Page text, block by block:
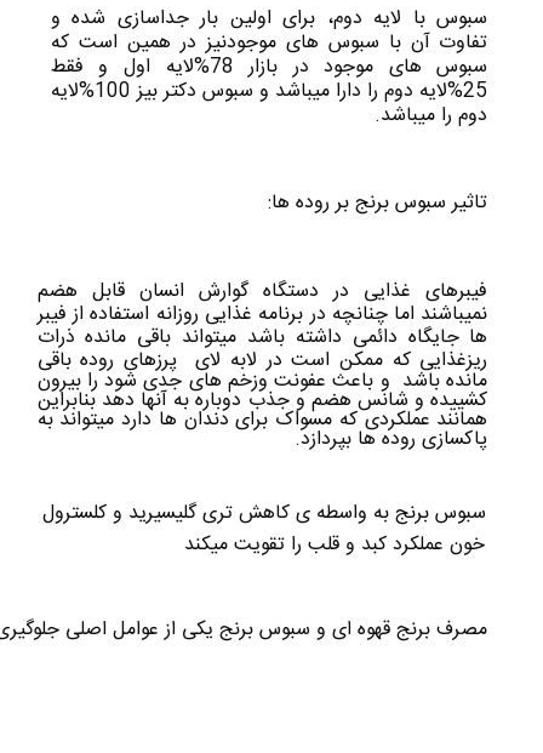
سبوس با لایه دوم، برای اولین بار جداسازی شده و
تفاوت آن با سبوس های موجودنیز در همین است که
سبوس های موجود در بازار 78%لایه اول و فقط
25%لایه دوم را دارا میباشد و سبوس دکتر بیز100%لایه
دوم را میباشد.
تاثیر سبوس برنج بر روده ها:
فیبرهای غذایی در دستگاه گوارش انسان قابل هضم
نمیباشند اما چنانچه در برنامه غذایی روزانه استفاده از فیبر
ها جایگاه دائمی داشته باشد میتواند باقی مانده ذرات
ریزغذایی که ممکن است در لابه لایپرزهای روده باقی
مانده باشد و باعث عفونت وزخم های جدی شود را بیرون
کشییده و شانس هضم و جذب دوباره به آنها دهد بنابراین
همانند عملکردی که مسواک برای دندان ها دارد میتواند به
پاکسازی روده ها بپردازد.
سبوس برنج به واسطه ی کاهش تری گلیسیرید و کلسترول
خون عملکرد کبد و قلب را تقویت میکند
مصرف برنج قهوه ای و سبوس برنج یکی از عوامل اصلی